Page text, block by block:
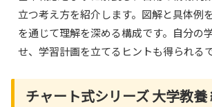
立つ考え方を紹介します。図解と具体例
を通じて理解を深める構成です。自分の
せ、学習計画を立てるヒントも得られる
チャート式シリーズ 大学教養